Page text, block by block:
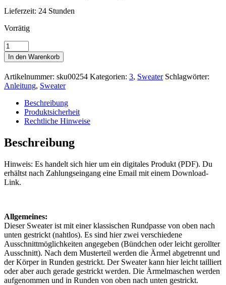
Lieferzeit: 24 Stunden
Vorrätig
Strick-
Anleitung
Sweater
SKILLA
Menge
In den Warenkorb
Artikelnummer: sku00254 Kategorien: 3, Sweater Schlagwörter:
Anleitung, Sweater
Beschreibung
Produktsicherheit
Rechtliche Hinweise
Beschreibung
Hinweis: Es handelt sich hier um ein digitales Produkt (PDF). Du
erhältst nach Zahlungseingang eine Email mit einem Download-
Link.
Allgemeines:
Dieser Sweater ist mit einer klassischen Rundpasse von oben nach
unten gestrickt (nahtlos). Es sind hier zwei verschiedene
Ausschnittmöglichkeiten angegeben (Bündchen oder leicht gerollter
Ausschnitt). Nach dem Musterteil werden die Ärmel abgetrennt und
der Körper in Runden gestrickt. Der Sweater kann hier leicht tailliert
oder aber auch gerade gestrickt werden. Die Ärmelmaschen werden
aufgenommen und in Runden von oben nach unten gestrickt.